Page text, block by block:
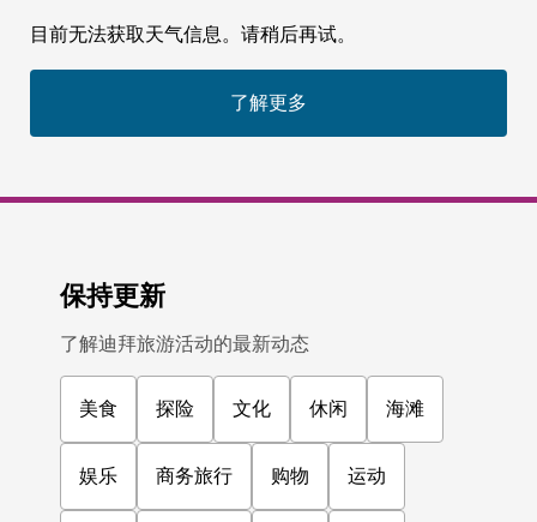
目前无法获取天气信息。请稍后再试。
了解更多
保持更新
了解迪拜旅游活动的最新动态
美食 探险 文化 休闲 海滩
娱乐 商务旅行 购物 运动